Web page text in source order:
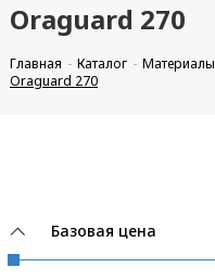
Oraguard 270
Главная Каталог Материалы
Oraguard 270
Базовая цена